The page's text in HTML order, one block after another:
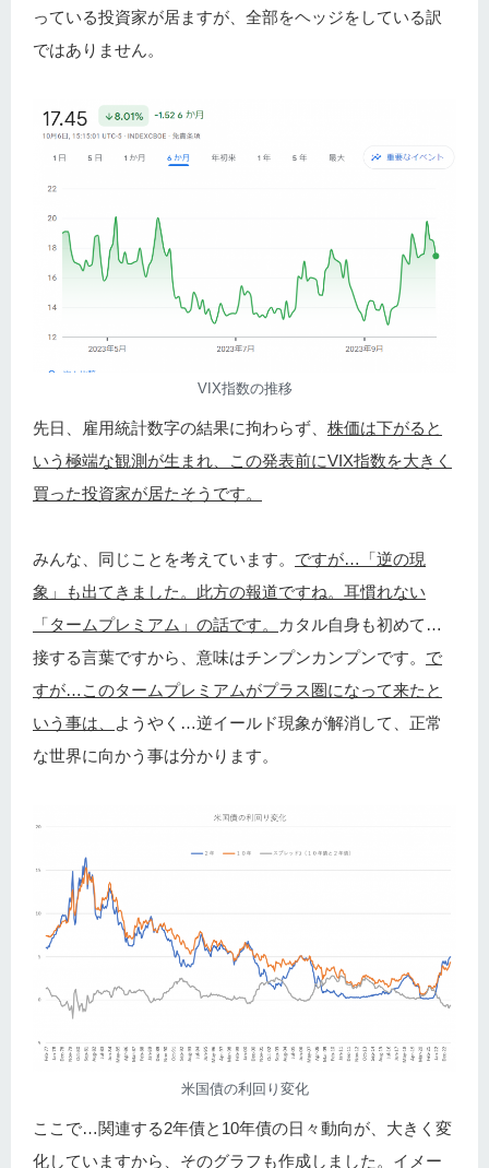
っている投資家が居ますが、全部をヘッジをしている訳
ではありません。
VIX指数の推移
先日、雇用統計数字の結果に拘わらず、 株価は下がると
いう極端な観測が生まれ、この発表前にVIX指数を大きく
買った投資家が居たそうです。
みんな、同じことを考えています。 ですが…「逆の現
象」も出てきました。此方の報道ですね。耳慣れない
「タームプレミアム」の話です。
カタル自身も初めて…
接する言葉ですから、意味はチンプンカンプンです。 で
すが…このタームプレミアムがプラス圏になって来たと
いう事は、
ようやく…逆イールド現象が解消して、正常
な世界に向かう事は分かります。
米国債の利回り変化
ここで…関連する2年債と10年債の日々動向が、大きく変
化していますから、そのグラフも作成しました。イメー